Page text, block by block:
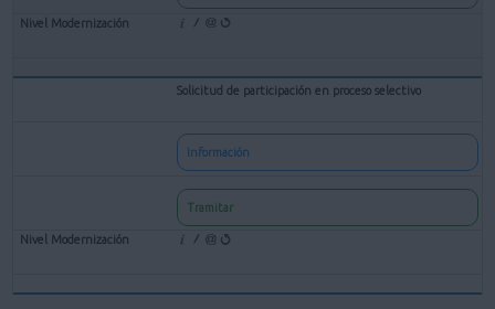
Solicitud de participación en proceso selectivo
Información
Tramitar